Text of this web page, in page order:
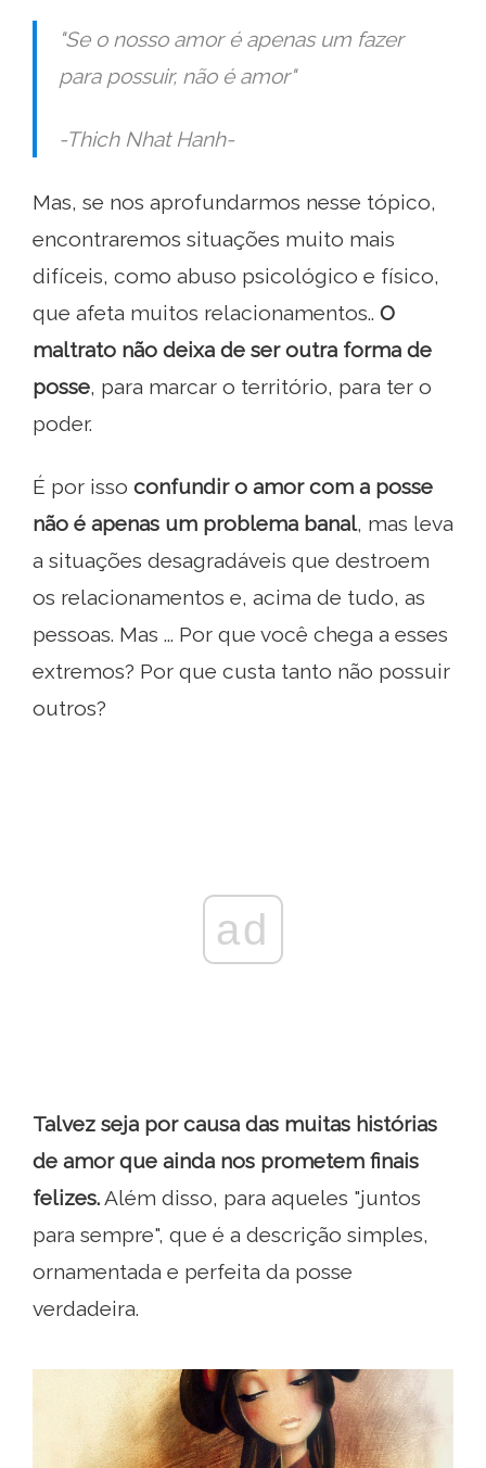
"Se o nosso amor é apenas um fazer
para possuir, não é amor"
-Thich Nhat Hanh-
Mas, se nos aprofundarmos nesse tópico,
encontraremos situações muito mais
difíceis, como abuso psicológico e físico,
que afeta muitos relacionamentos.. O
maltrato não deixa de ser outra forma de
posse, para marcar o território, para ter o
poder.
É por isso confundir o amor com a posse
não é apenas um problema banal, mas leva
a situações desagradáveis ​​que destroem
os relacionamentos e, acima de tudo, as
pessoas. Mas ... Por que você chega a esses
extremos? Por que custa tanto não possuir
outros?
ad
Talvez seja por causa das muitas histórias
de amor que ainda nos prometem finais
felizes.Além disso, para aqueles "juntos
para sempre", que é a descrição simples,
ornamentada e perfeita da posse
verdadeira.